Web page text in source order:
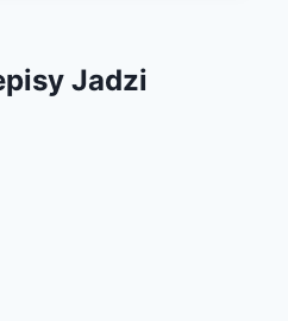
Jadzi